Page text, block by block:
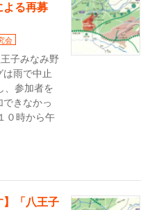
よる再募
会
子みなみ野
雨で中止
、参加者を
きなかっ
０時から午
】「八王子